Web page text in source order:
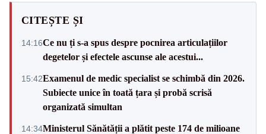
CITEȘTE ȘI
14:16Ce nu ți s-a spus despre pocnirea articulațiilor
degetelor și efectele ascunse ale acestui...
15:42Examenul de medic specialist se schimbă din 2026.
Subiecte unice în toată țara și probă scrisă
organizată simultan
14:34Ministerul Sănătății a plătit peste 174 de milioane